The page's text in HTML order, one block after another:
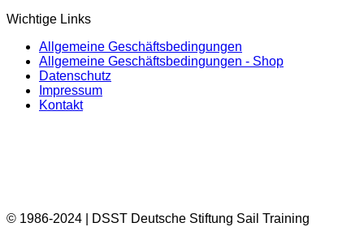
Wichtige Links
Allgemeine Geschäftsbedingungen
Allgemeine Geschäftsbedingungen - Shop
Datenschutz
Impressum
Kontakt
© 1986-2024 | DSST Deutsche Stiftung Sail Training